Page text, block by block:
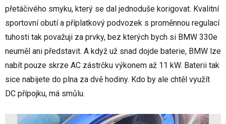
přetáčivého smyku, který se dal jednoduše korigovat. Kvalitní
sportovní obutí a příplatkový podvozek s proměnnou regulací
tuhosti tak považuji za prvky, bez kterých bych si BMW 330e
neuměl ani představit. A když už snad dojde baterie, BMW lze
nabít pouze skrze AC zástrčku výkonem až 11 kW. Baterii tak
sice nabijete do plna za dvě hodiny. Kdo by ale chtěl využít
DC přípojku, má smůlu.